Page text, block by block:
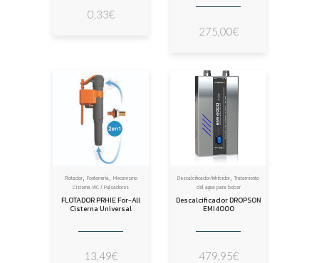
0,33€
275,00€
Flotador, Fontanería, Mecanismo
Cisterna WC / Pulsadores
FLOTADOR PRHIE For-All
Cisterna Universal
13,49€
Descalcificador/Inhibidor, Tratamiento
del agua para beber
Descalcificador DROPSON
EMI4000
479,95€